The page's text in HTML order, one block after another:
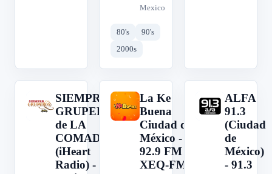
Mexico
80's
90's
2000s
S
SIEMPRE
GRUPEROS
de LA
COMADRE
(iHeart
Radio) -
L
La Ke
Buena
Ciudad de
México -
92.9 FM -
XEQ-FM
A
ALFA
91.3
(Ciudad
de
México)
- 91.3